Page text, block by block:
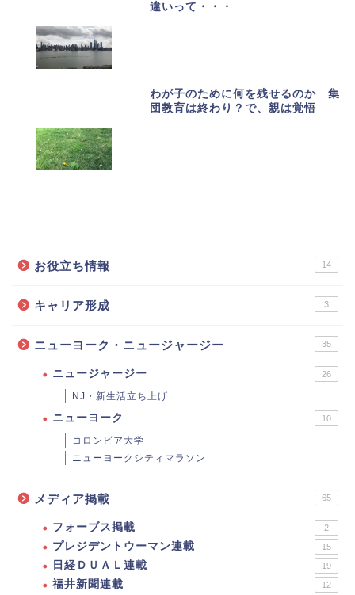
違いって・・・
わが子のために何を残せるのか 集
団教育は終わり？で、親は覚悟
お役立ち情報 14
キャリア形成 3
ニューヨーク・ニュージャージー 35
ニュージャージー 26
NJ・新生活立ち上げ
ニューヨーク 10
コロンビア大学
ニューヨークシティマラソン
メディア掲載 65
フォーブス掲載 2
プレジデントウーマン連載 15
日経ＤＵＡＬ連載 19
福井新聞連載 12